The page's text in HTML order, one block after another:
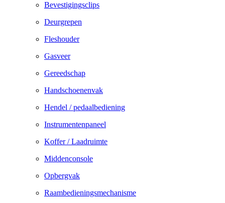
Bevestigingsclips
Deurgrepen
Fleshouder
Gasveer
Gereedschap
Handschoenenvak
Hendel / pedaalbediening
Instrumentenpaneel
Koffer / Laadruimte
Middenconsole
Opbergvak
Raambedieningsmechanisme